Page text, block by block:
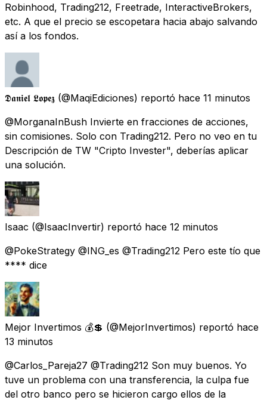
Robinhood, Trading212, Freetrade, InteractiveBrokers,
etc. A que el precio se escopetara hacia abajo salvando
así a los fondos.
𝕯𝖆𝖓𝖎𝖊𝖑 𝕷𝖔𝖕𝖊𝖟 (@MaqiEdiciones) reportó hace 11 minutos
@MorganaInBush Invierte en fracciones de acciones,
sin comisiones. Solo con Trading212. Pero no veo en tu
Descripción de TW "Cripto Invester", deberías aplicar
una solución.
Isaac (@IsaacInvertir) reportó hace 12 minutos
@PokeStrategy @ING_es @Trading212 Pero este tío que
**** dice
Mejor Invertimos 💰💲 (@MejorInvertimos) reportó hace
13 minutos
@Carlos_Pareja27 @Trading212 Son muy buenos. Yo
tuve un problema con una transferencia, la culpa fue
del otro banco pero se hicieron cargo ellos de la